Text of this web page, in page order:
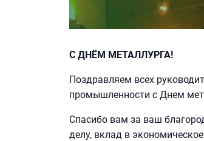
С ДНЁМ МЕТАЛЛУРГА!
Поздравляем всех
промышленности с Днем
Спасибо вам за ваш
делу, вклад в